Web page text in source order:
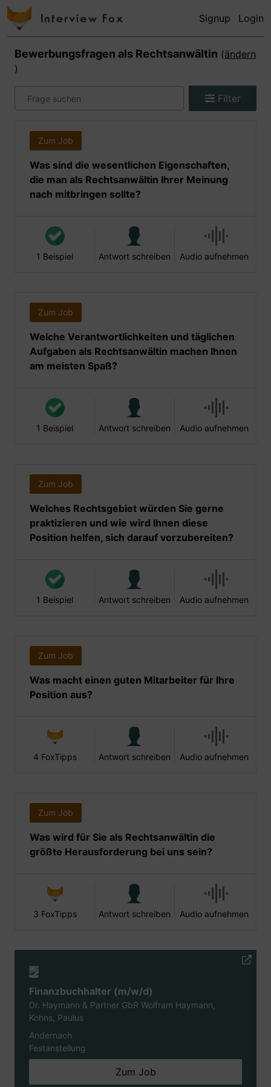
Signup Login
Bewerbungsfragen als Rechtsanwältin (ändern
)
Filter
Zum Job
Was sind die wesentlichen Eigenschaften,
die man als Rechtsanwältin Ihrer Meinung
nach mitbringen sollte?
1 Beispiel Antwort schreiben Audio aufnehmen
Zum Job
Welche Verantwortlichkeiten und täglichen
Aufgaben als Rechtsanwältin machen Ihnen
am meisten Spaß?
1 Beispiel Antwort schreiben Audio aufnehmen
Zum Job
Welches Rechtsgebiet würden Sie gerne
praktizieren und wie wird Ihnen diese
Position helfen, sich darauf vorzubereiten?
1 Beispiel Antwort schreiben Audio aufnehmen
Zum Job
Was macht einen guten Mitarbeiter für Ihre
Position aus?
4 FoxTipps Antwort schreiben Audio aufnehmen
Zum Job
Was wird für Sie als Rechtsanwältin die
größte Herausforderung bei uns sein?
3 FoxTipps Antwort schreiben Audio aufnehmen
Finanzbuchhalter (m/w/d)
Dr. Haymann & Partner GbR Wolfram Haymann,
Kohns, Paulus
Andernach
Festanstellung
Zum Job